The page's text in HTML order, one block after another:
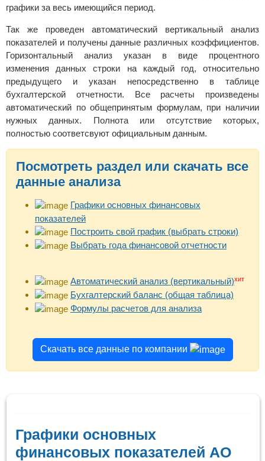
графики за весь имеющийся период.
Так же проведен автоматический вертикальный анализ
показателей и получены данные различных коэффициентов.
Горизонтальный анализ указан в виде процентного
изменения данных строки на каждый год, относительно
предыдущего и указан непосредственно в таблице
бухгалтерской отчетности. Все расчеты произведены
автоматический по общепринятым формулам, при наличии
нужных данных. Полнота или отсутствие которых,
полностью соответсвуют официальным данным.
Посмотреть раздел или скачать все
данные анализа
Графики основных финансовых
показателей
Построить свой график (выбрать строки)
Выбрать года финансовой отчетности
Автоматический анализ (вертикальный)хит
Бухгалтерский баланс (общая таблица)
Формулы расчетов для анализа
Скачать все данные по компании
Графики основных
финансовых показателей АО